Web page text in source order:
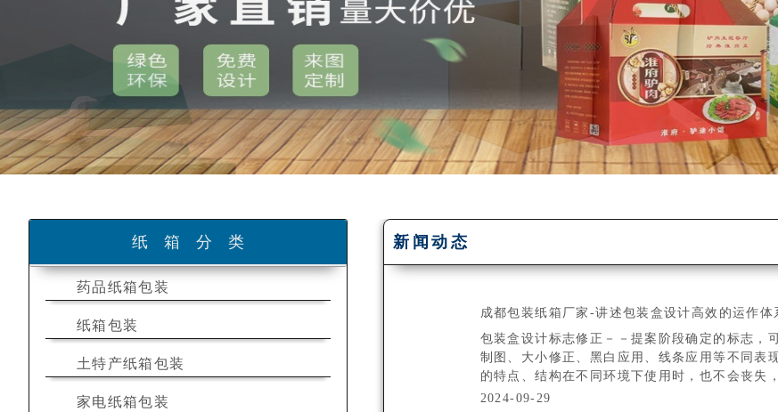
纸箱分类
药品纸箱包装
纸箱包装
土特产纸箱包装
家电纸箱包装
新闻动态
成都包装纸箱厂家-讲述包装盒设计高效的运作体
包装盒设计标志修正－－提案阶段确定的标志，
制图、大小修正、黑白应用、线条应用等不同表
的特点、结构在不同环境下使用时，也不会丧失
秀的包装，不仅在卖场会吸引顾客的注意力，还
2024-09-29